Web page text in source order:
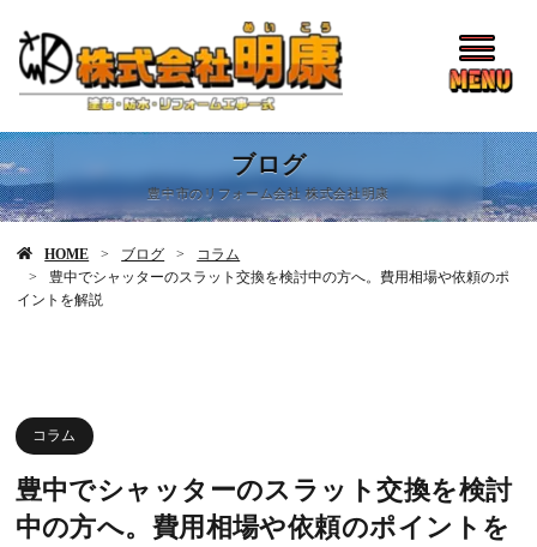
ブログ
豊中市のリフォーム会社 株式会社明康
HOME ブログ
コラム
豊中でシャッターのスラット交換を検討中の方へ。費用相場や依頼のポ
イントを解説
コラム
豊中でシャッターのスラット交換を検討
中の方へ。費用相場や依頼のポイントを